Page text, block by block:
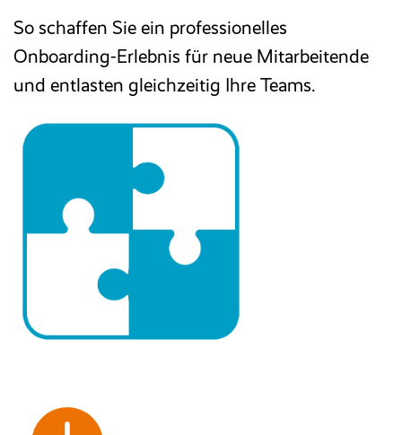
E-Rechnung
Faktura
Excel-basiertes Reporting
Archivierung/Workflow
So schaffen Sie ein professionelles
Onboarding-Erlebnis für neue Mitarbeitende
und entlasten gleichzeitig Ihre Teams.